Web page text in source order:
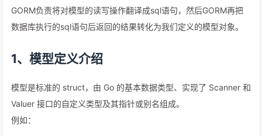
GORM负责将对模型的读写操作翻译成sql语句，然后GORM再把
数据库执行的sql语句后返回的结果转化为我们定义的模型对象。
1、模型定义介绍
模型是标准的 struct，由 Go 的基本数据类型、实现了 Scanner 和
Valuer 接口的自定义类型及其指针或别名组成。
例如：